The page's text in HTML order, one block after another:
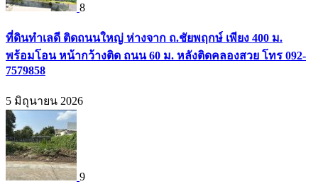
8
ที่ดินทำเลดี ติดถนนใหญ่ ห่างจาก ถ.ชัยพฤกษ์ เพียง 400 ม.
พร้อมโอน หน้ากว้างติด ถนน 60 ม. หลังติดคลองสวย โทร 092-
7579858
5 มิถุนายน 2026
9